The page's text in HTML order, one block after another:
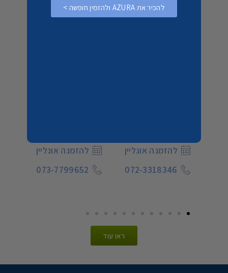
המתחמים שלנו:
להזמנה אונליין
072-3318346
להזמנה אונליין
073-7799652
ראו עוד
להכיר את AZURA ולהזמין חופשה >